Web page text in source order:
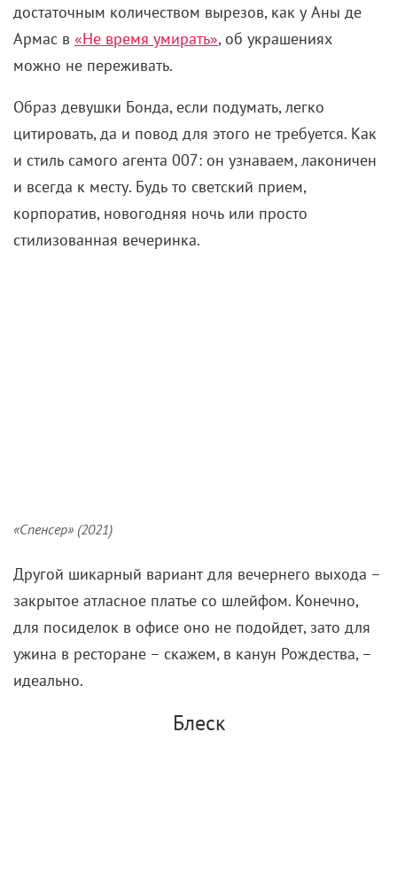
достаточным количеством вырезов, как у Аны де
Армас в «Не время умирать», об украшениях
можно не переживать.
Образ девушки Бонда, если подумать, легко
цитировать, да и повод для этого не требуется. Как
и стиль самого агента 007: он узнаваем, лаконичен
и всегда к месту. Будь то светский прием,
корпоратив, новогодняя ночь или просто
стилизованная вечеринка.
«Спенсер» (2021)
Другой шикарный вариант для вечернего выхода –
закрытое атласное платье со шлейфом. Конечно,
для посиделок в офисе оно не подойдет, зато для
ужина в ресторане – скажем, в канун Рождества, –
идеально.
Блеск